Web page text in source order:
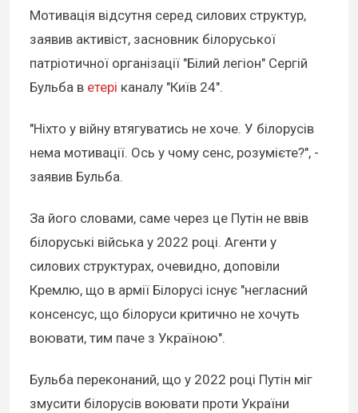
Мотивація відсутня серед силових структур,
заявив активіст, засновник білоруської
патріотичної організації "Білий легіон" Сергій
Бульба в етері каналу "Київ 24".
"Ніхто у війну втягуватись не хоче. У білорусів
нема мотивації. Ось у чому сенс, розумієте?", -
заявив Бульба.
За його словами, саме через це Путін не ввів
білоруські війська у 2022 році. Агенти у
силових структурах, очевидно, доповіли
Кремлю, що в армії Білорусі існує "негласний
консенсус, що білоруси критично не хочуть
воювати, тим паче з Україною".
Бульба переконаний, що у 2022 році Путін міг
змусити білорусів воювати проти України